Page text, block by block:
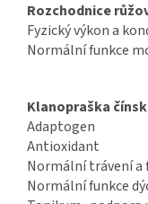
Rozchodnice
Fyzický výkon a
Normální funkce
Klanopraška
Adaptogen
Antioxidant
Normální trávení a
Normální funkce